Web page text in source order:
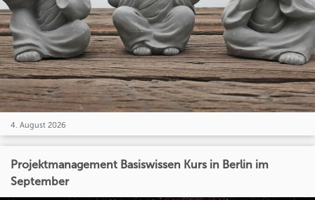
4. August 2026
Projektmanagement Basiswissen Kurs in Berlin im
September